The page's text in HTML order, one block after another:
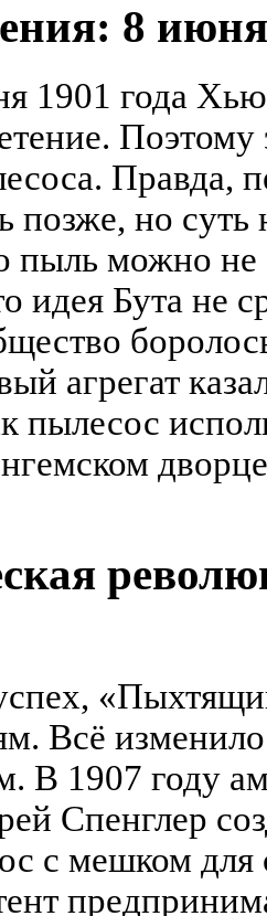
8 июня
1901 года
Правда,
позже, но
пыль можно не
идея Бута не
агрегат
пылесос
Всё
В 1907 году
Спенглер
с мешком